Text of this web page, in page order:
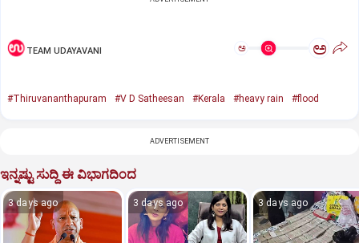
TEAM UDAYAVANI ಅ ಅ
#Thiruvananthapuram #V D Satheesan #Kerala #heavy rain #flood
ADVERTISEMENT
ಇನ್ನಷ್ಟು ಸುದ್ದಿ ಈ ವಿಭಾಗದಿಂದ
3 days ago 3 days ago 3 days ago